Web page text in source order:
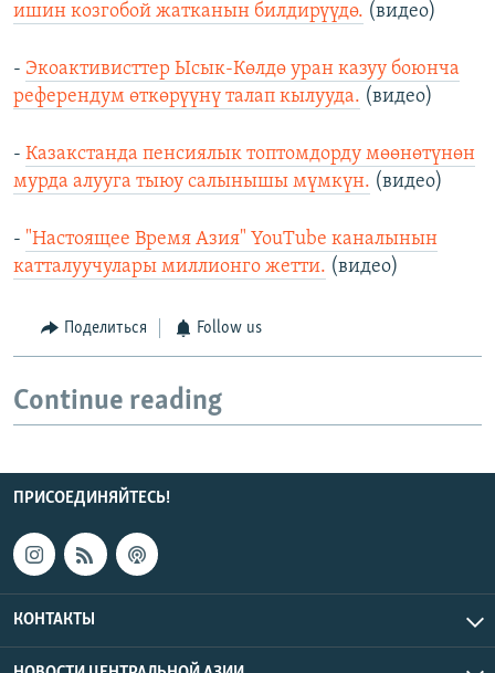
ишин козгобой жатканын билдирүүдө. (видео)
- Экоактивисттер Ысык-Көлдө уран казуу боюнча
референдум өткөрүүнү талап кылууда. (видео)
- Казакстанда пенсиялык топтомдорду мөөнөтүнөн
мурда алууга тыюу салынышы мүмкүн. (видео)
- "Настоящее Время Азия" YouTube каналынын
катталуучулары миллионго жетти. (видео)
Поделиться Follow us
Continue reading
ПРИСОЕДИНЯЙТЕСЬ!
КОНТАКТЫ